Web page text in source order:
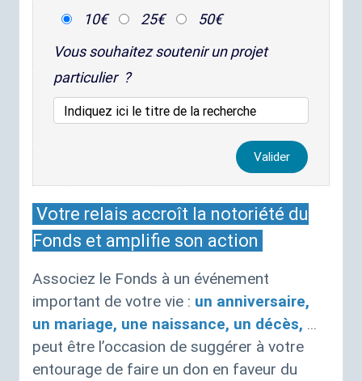
10€ 25€
50€
Vous souhaitez soutenir un projet
particulier ?
Valider
Votre relais accroît la notoriété du
Fonds et amplifie son action
Associez le Fonds à un événement
important de votre vie : un anniversaire,
un mariage, une naissance, un décès, ...
peut être l’occasion de suggérer à votre
entourage de faire un don en faveur du